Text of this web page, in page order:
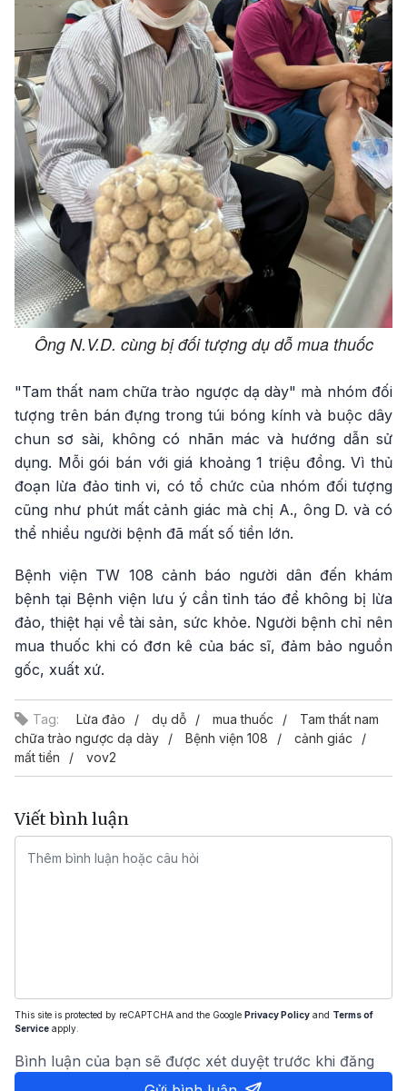
Ông N.V.D. cùng bị đối tượng dụ dỗ mua thuốc
"Tam thất nam chữa trào ngược dạ dày" mà nhóm đối
tượng trên bán đựng trong túi bóng kính và buộc dây
chun sơ sài, không có nhãn mác và hướng dẫn sử
dụng. Mỗi gói bán với giá khoảng 1 triệu đồng. Vì thủ
đoạn lừa đảo tinh vi, có tổ chức của nhóm đối tượng
cũng như phút mất cảnh giác mà chị A., ông D. và có
thể nhiều người bệnh đã mất số tiền lớn.
Bệnh viện TW 108 cảnh báo người dân đến khám
bệnh tại Bệnh viện lưu ý cần tỉnh táo để không bị lừa
đảo, thiệt hại về tài sản, sức khỏe. Người bệnh chỉ nên
mua thuốc khi có đơn kê của bác sĩ, đảm bảo nguồn
gốc, xuất xứ.
Tag: Lừa đảo dụ dỗ mua thuốc
Tam thất nam
chữa trào ngược dạ dày
Bệnh viện 108
cảnh giác
mất tiền
vov2
Viết bình luận
This site is protected by reCAPTCHA and the Google Privacy Policy and Terms of
Service apply.
Bình luận của bạn sẽ được xét duyệt trước khi đăng